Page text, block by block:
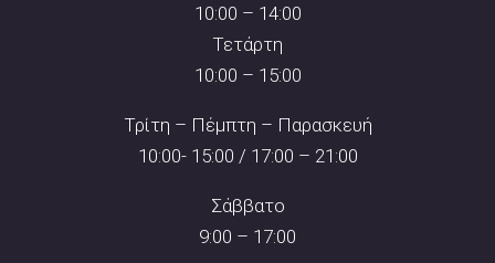
10:00 – 14:00
Τετάρτη
10:00 – 15:00
Τρίτη – Πέμπτη – Παρασκευή
10:00- 15:00 / 17:00 – 21:00
Σάββατο
9:00 – 17:00